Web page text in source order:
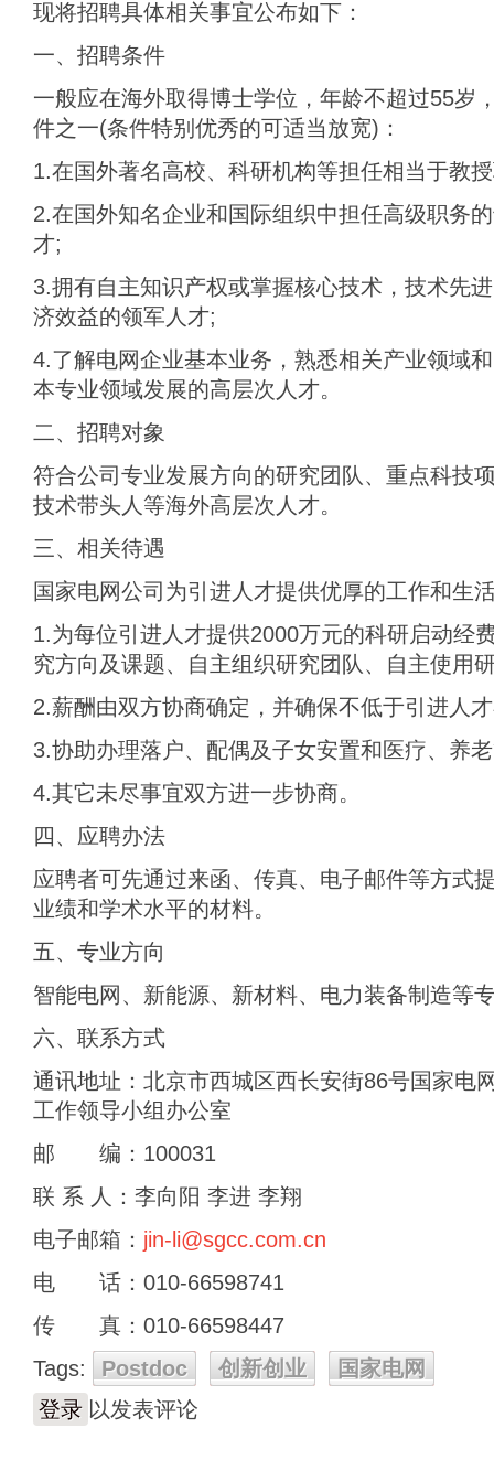
现将招聘具体相关事宜公布如下：
一、招聘条件
一般应在海外取得博士学位，年龄不超过55岁
件之一(条件特别优秀的可适当放宽)：
1.在国外著名高校、科研机构等担任相当于教
2.在国外知名企业和国际组织中担任高级职务
才;
3.拥有自主知识产权或掌握核心技术，技术先
济效益的领军人才;
4.了解电网企业基本业务，熟悉相关产业领域
本专业领域发展的高层次人才。
二、招聘对象
符合公司专业发展方向的研究团队、重点科技
技术带头人等海外高层次人才。
三、相关待遇
国家电网公司为引进人才提供优厚的工作和生
1.为每位引进人才提供2000万元的科研启动经
究方向及课题、自主组织研究团队、自主使用
2.薪酬由双方协商确定，并确保不低于引进人
3.协助办理落户、配偶及子女安置和医疗、养
4.其它未尽事宜双方进一步协商。
四、应聘办法
应聘者可先通过来函、传真、电子邮件等方式
业绩和学术水平的材料。
五、专业方向
智能电网、新能源、新材料、电力装备制造等
六、联系方式
通讯地址：北京市西城区西长安街86号国家电
工作领导小组办公室
邮 编：100031
联 系 人：李向阳 李进 李翔
电子邮箱： jin-li@sgcc.com.cn
电 话：010-66598741
传 真：010-66598447
Tags:
Postdoc 创新创业
国家电网
登录 以发表评论